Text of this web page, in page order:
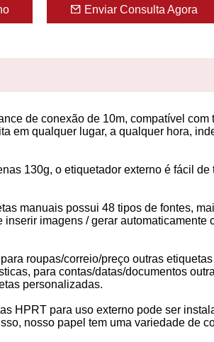
Enviar Consulta Agora
de conexão de 10m, compatível com
em qualquer lugar, a qualquer hora,
130g, o etiquetador externo é fácil de
manuais possui 48 tipos de fontes,
imagens / gerar automaticamente
roupas/correio/preço outras
para contas/datas/documentos
personalizadas.
HPRT para uso externo pode ser
nosso papel tem uma variedade de